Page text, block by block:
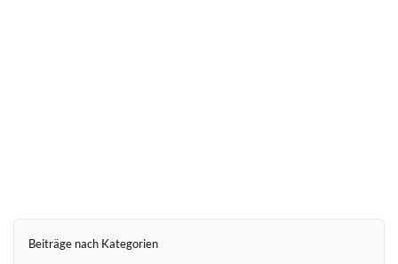
Beiträge nach Kategorien